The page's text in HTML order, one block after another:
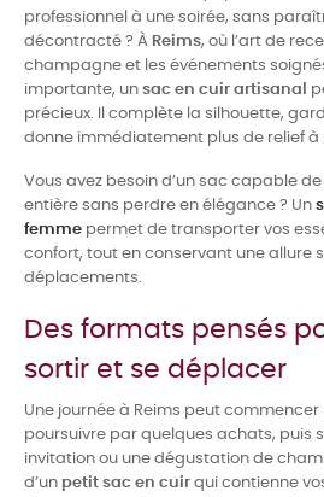
professionnel à une soirée, sans
décontracté ? À Reims, où l’art de
champagne et les événements
importante, un sac en cuir artisanal
précieux. Il complète la silhouette,
donne immédiatement plus de relief à
Vous avez besoin d’un sac capable
entière sans perdre en élégance ? Un
femme permet de transporter vos
confort, tout en conservant une allure
déplacements.
Des formats pensés
sortir et se déplacer
Une journée à Reims peut
poursuivre par quelques achats, puis
invitation ou une dégustation de
d’un petit sac en cuir qui contienne